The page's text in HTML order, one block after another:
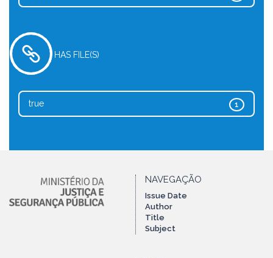
HAS FILE(S)
1
true
NAVEGAÇÃO
Issue Date
Author
Title
Subject